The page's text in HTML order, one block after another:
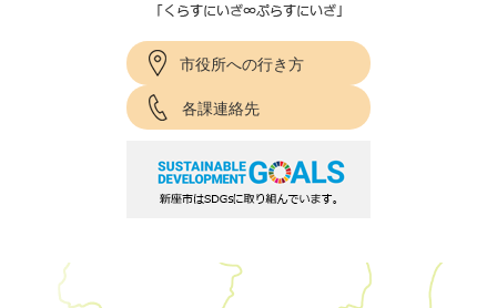
市役所への行き方
各課連絡先